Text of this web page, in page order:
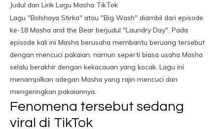
Judul dan Lirik Lagu Masha TikTok
Lagu "Bolshaya Stirka" atau "Big Wash" diambil dari episode
ke-18 Masha and the Bear berjudul "Laundry Day". Pada
episode kali ini Masha berusaha membantu beruang tersebut
dengan mencuci pakaian, namun seperti biasa usaha Masha
selalu berakhir dengan kekacauan yang kocak. Lagu ini
menampilkan adegan Masha yang rajin mencuci dan
mengeringkan pakaiannya.
Fenomena tersebut sedang
viral di TikTok